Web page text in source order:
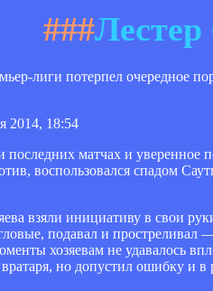
###
лиги потерпел очередное
2014, 18:54
матчах и уверенное
воспользовался спадом
взяли инициативу в свои
подавал и
хозяевам не удавалось
вратаря, но допустил ошибку и